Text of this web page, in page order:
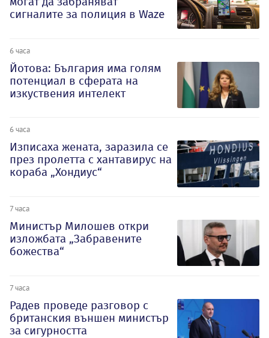
сигналите за полиция в Waze
6 часа
Йотова: България има голям
потенциал в сферата на
изкуствения интелект
6 часа
Изписаха жената, заразила се
през пролетта с хантавирус на
кораба „Хондиус“
7 часа
Министър Милошев откри
изложбата „Забравените
божества“
7 часа
Радев проведе разговор с
британския външен министър
за сигурността